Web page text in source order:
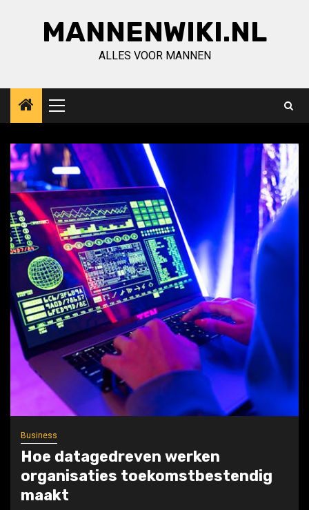
MANNENWIKI.NL
ALLES VOOR MANNEN
Primair
menu
Sport
Wil je perfect in balans zijn bij elke
snoekbaarsdril?
6 april 2026